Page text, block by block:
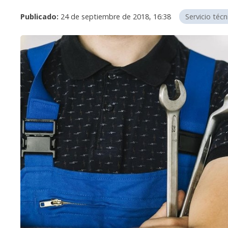
Publicado: 24 de septiembre de 2018, 16:38 Servicio